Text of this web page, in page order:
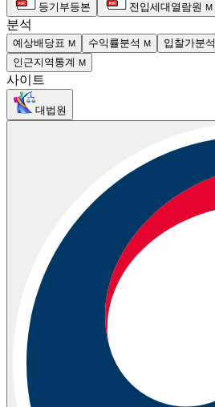
등기부등본 전입세대열람원 M
분석
예상배당표 M 수익률분석 M 입찰가분석
인근지역통계 M
사이트
대법원